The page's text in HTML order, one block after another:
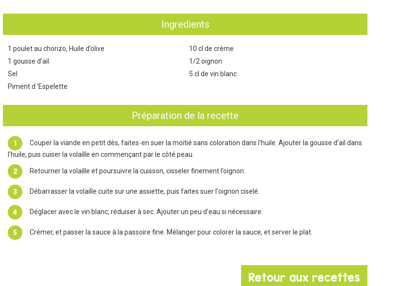
Ingredients
1 poulet au chorizo, Huile d’olive
1 gousse d’ail
Sel
Piment d ‘Espelette
10 cl de crème
1/2 oignon
5 cl de vin blanc
Préparation de la recette
Couper la viande en petit dès, faites-en suer la moitié sans coloration dans l'huile. Ajouter la gousse d'ail dans
l'huile, puis cuiser la volaille en commençant par le côté peau.
Retourner la volaille et poursuivre la cuisson, cisseler finement l’oignon.
Débarrasser la volaille cuite sur une assiette, puis faites suer l'oignon ciselé.
Déglacer avec le vin blanc, réduiser à sec. Ajouter un peu d'eau si nécessaire.
Crémer, et passer la sauce à la passoire fine. Mélanger pour colorer la sauce, et server le plat.
Retour aux recettes